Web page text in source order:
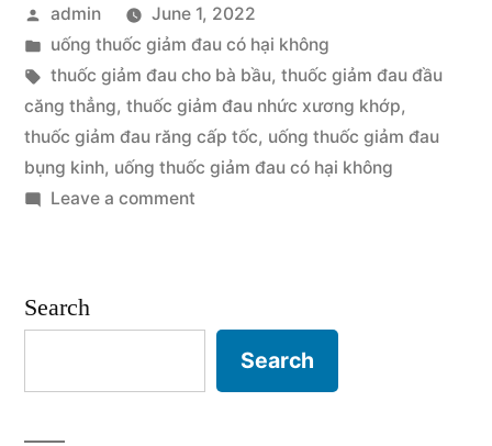
Thuốc
Giảm
Đau
Có
Hại
Posted
by
admin
June 1, 2022
Posted
in
uống thuốc giảm đau có hại không
Tags:
thuốc giảm đau cho bà bầu, thuốc giảm đau đầu
căng thẳng, thuốc giảm đau nhức xương khớp,
thuốc giảm đau răng cấp tốc, uống thuốc giảm đau
bụng kinh, uống thuốc giảm đau có hại không
Leave a commenton
Search
Search